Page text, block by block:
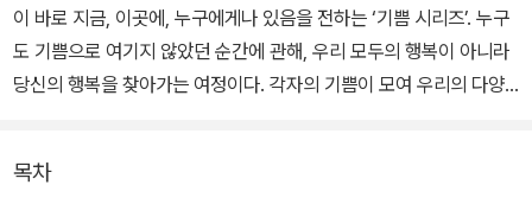
이 바로 지금, 이곳에, 누구에게나 있음을 전하는 ‘기쁨 시리즈’. 누구
도 기쁨으로 여기지 않았던 순간에 관해, 우리 모두의 행복이 아니라
당신의 행복을 찾아가는 여정이다. 각자의 기쁨이 모여 우리의 다양
세 번째 기쁨 시리즈, <넘어지는 기쁨>은 때때로 자신의 빈틈에 걸려
목차